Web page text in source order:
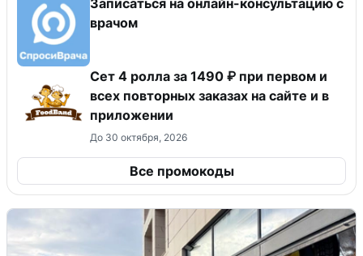
Записаться на онлайн-консультацию с
врачом
Сет 4 ролла за 1490 ₽ при первом и
всех повторных заказах на сайте и в
приложении
До 30 октября, 2026
Все промокоды